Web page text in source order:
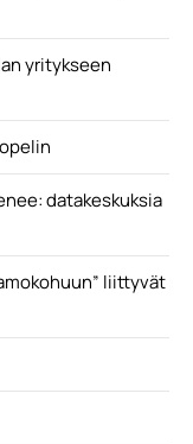
yritykseen
datakeskuksia
liittyvät